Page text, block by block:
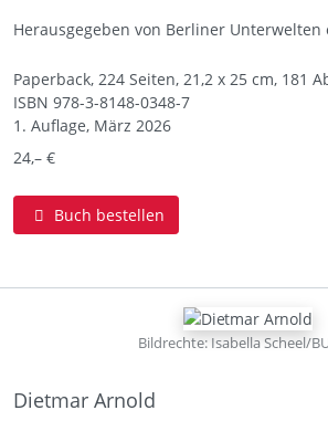
Herausgegeben von Berliner Unterwelten
Paperback, 224 Seiten, 21,2 x 25 cm, 181
ISBN 978-3-8148-0348-7
1. Auflage, März 2026
24,– €
Buch bestellen
Bildrechte: Isabella Scheel/
Dietmar Arnold